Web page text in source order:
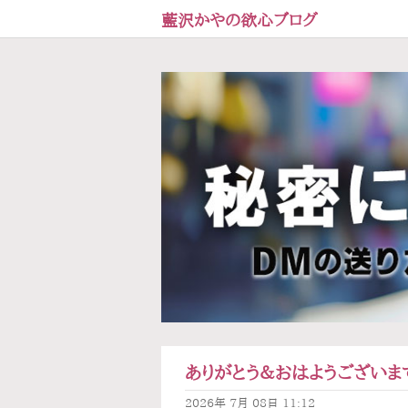
藍沢かやの欲心ブログ
ありがとう＆おはようござい
2026年 7月 08日 11:12